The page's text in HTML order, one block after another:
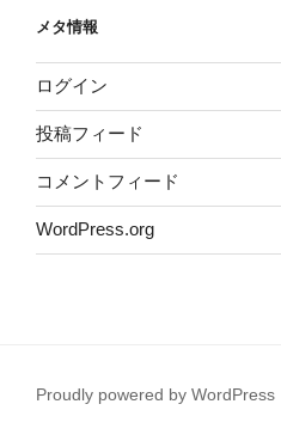
メタ情報
ログイン
投稿フィード
コメントフィード
WordPress.org
Proudly powered by WordPress